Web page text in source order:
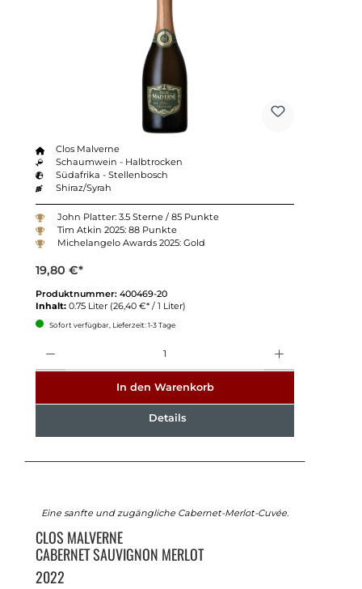
Clos Malverne
Schaumwein - Halbtrocken
Südafrika - Stellenbosch
Shiraz/Syrah
John Platter: 3.5 Sterne / 85 Punkte
Tim Atkin 2025: 88 Punkte
Michelangelo Awards 2025: Gold
19,80 €*
Produktnummer: 400469-20
Inhalt: 0.75 Liter (26,40 €* / 1 Liter)
Sofort verfügbar, Lieferzeit: 1-3 Tage
In den Warenkorb
Details
Eine sanfte und zugängliche Cabernet-Merlot-Cuvée.
CLOS MALVERNE
CABERNET SAUVIGNON MERLOT
2022